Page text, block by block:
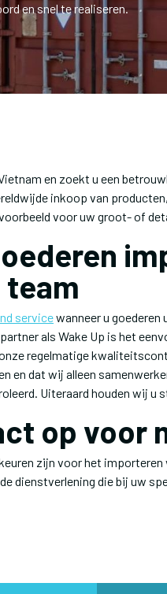
en snel te realiseren.
en zoekt u een
inkoop van
voor uw groot- of
team
servicewanneer u
als Wake Up is het
regelmatige
en dat wij alleen
Uiteraard houden wij
op voor
zijn voor het
dienstverlening die bij uw